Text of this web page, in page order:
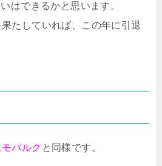
はできるかと思います。
たしていれば、この年に引退
モバルク と同様です。